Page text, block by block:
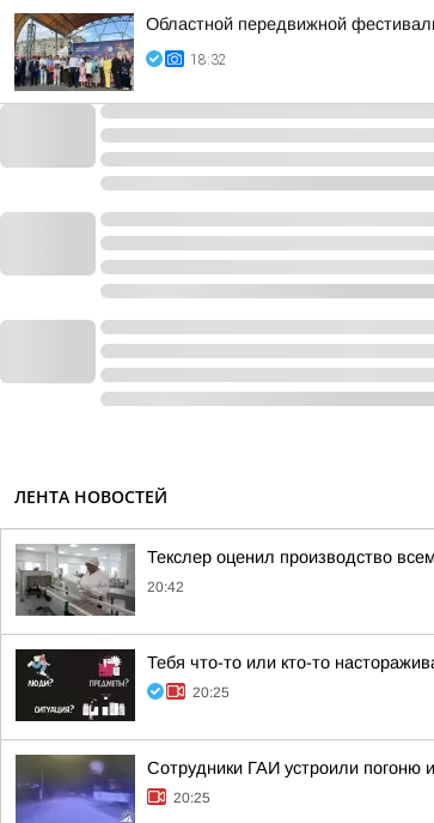
Областной передвижной
18:32
ЛЕНТА НОВОСТЕЙ
Текслер оценил производство
20:42
Тебя что-то или кто-то
20:25
Сотрудники ГАИ устроили погоню
20:25